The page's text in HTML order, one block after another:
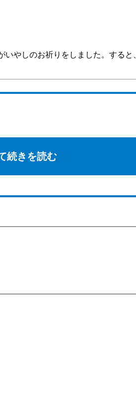
しのお祈りをしました。すると
続きを読む